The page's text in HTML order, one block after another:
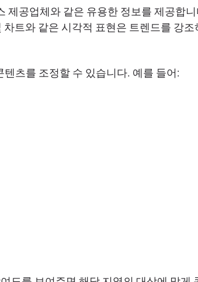
제공업체와 같은 유용한 정보를 제공합
트와 같은 시각적 표현은 트렌드를 강
츠를 조정할 수 있습니다. 예를 들어: